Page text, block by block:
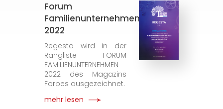
Forum
Familienunternehmen
2022
Regesta wird in der
Rangliste FORUM
FAMILIENUNTERNEHMEN
2022 des Magazins
Forbes ausgezeichnet.
mehr lesen